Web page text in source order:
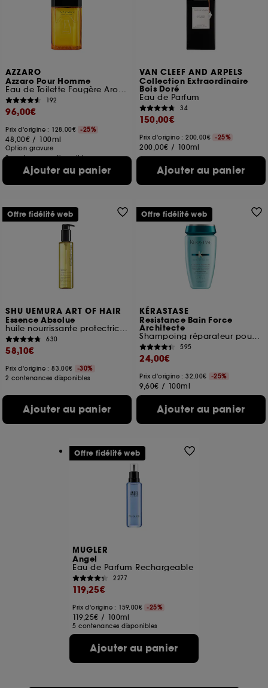
AZZARO
Azzaro Pour Homme
Eau de Toilette Fougère Aromatique
192
96,00€
Prix d'origine : 128,00€ -25%
48,00€ / 100ml
Option gravure
2 contenances disponibles
Ajouter au panier
VAN CLEEF AND ARPELS
Collection Extraordinaire
Bois Doré
Eau de Parfum
34
150,00€
Prix d'origine : 200,00€ -25%
200,00€ / 100ml
Ajouter au panier
SHU UEMURA ART OF HAIR
Essence Absolue
huile nourrissante protectrice pour cheveux
630
58,10€
Prix d'origine : 83,00€
-30%
2 contenances disponibles
Ajouter au panier
Offre fidélité web
KÉRASTASE
Resistance Bain Force
Architecte
Shampoing réparateur pour cheveux abîmés
595
24,00€
Prix d'origine : 32,00€ -25%
9,60€ / 100ml
Ajouter au panier
Offre fidélité web
MUGLER
Angel
Eau de Parfum Rechargeable
2277
119,25€
Prix d'origine : 159,00€ -25%
119,25€ / 100ml
5 contenances disponibles
Ajouter au panier
Offre fidélité web
ou en magasin. Pour refuser tous les cookies, cliques
sur "continuer sans accepter". Voous pouvez à tout
moment choisir de retirer votrte consentement. Si vous
utilisés, cliquez